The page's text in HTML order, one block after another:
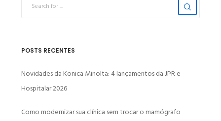
POSTS RECENTES
Novidades da Konica Minolta: 4 lançamentos da JPR e
Hospitalar 2026
Como modernizar sua clínica sem trocar o mamógrafo